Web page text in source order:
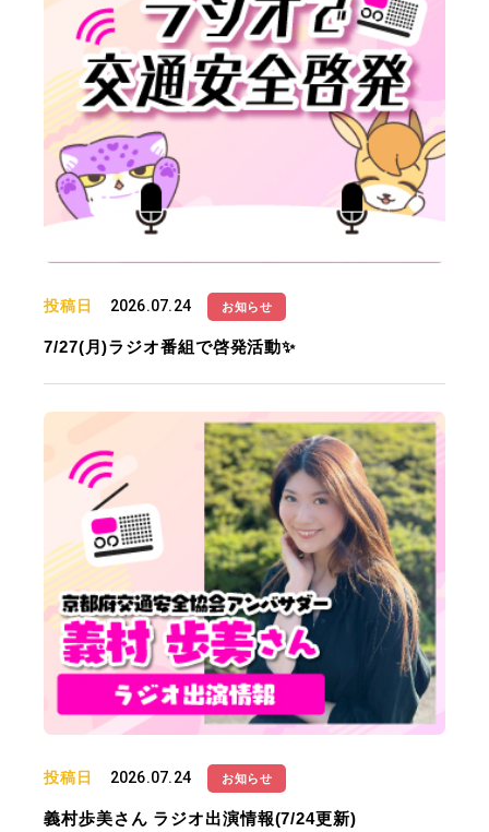
投稿日 2026.07.24 お知らせ
7/27(月)ラジオ番組で啓発活動✨
投稿日 2026.07.24 お知らせ
義村歩美さん ラジオ出演情報(7/24更新)